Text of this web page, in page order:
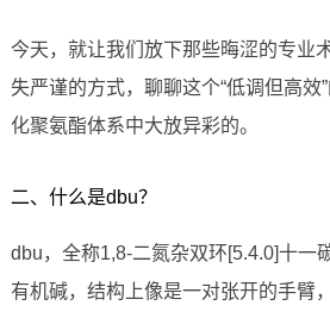
今天，就让我们放下那些晦涩的专业
失严谨的方式，聊聊这个“低调但高效
化聚氨酯体系中大放异彩的。
二、什么是dbu？
dbu，全称1,8-二氮杂双环[5.4.0]十一
有机碱，结构上像是一对张开的手臂